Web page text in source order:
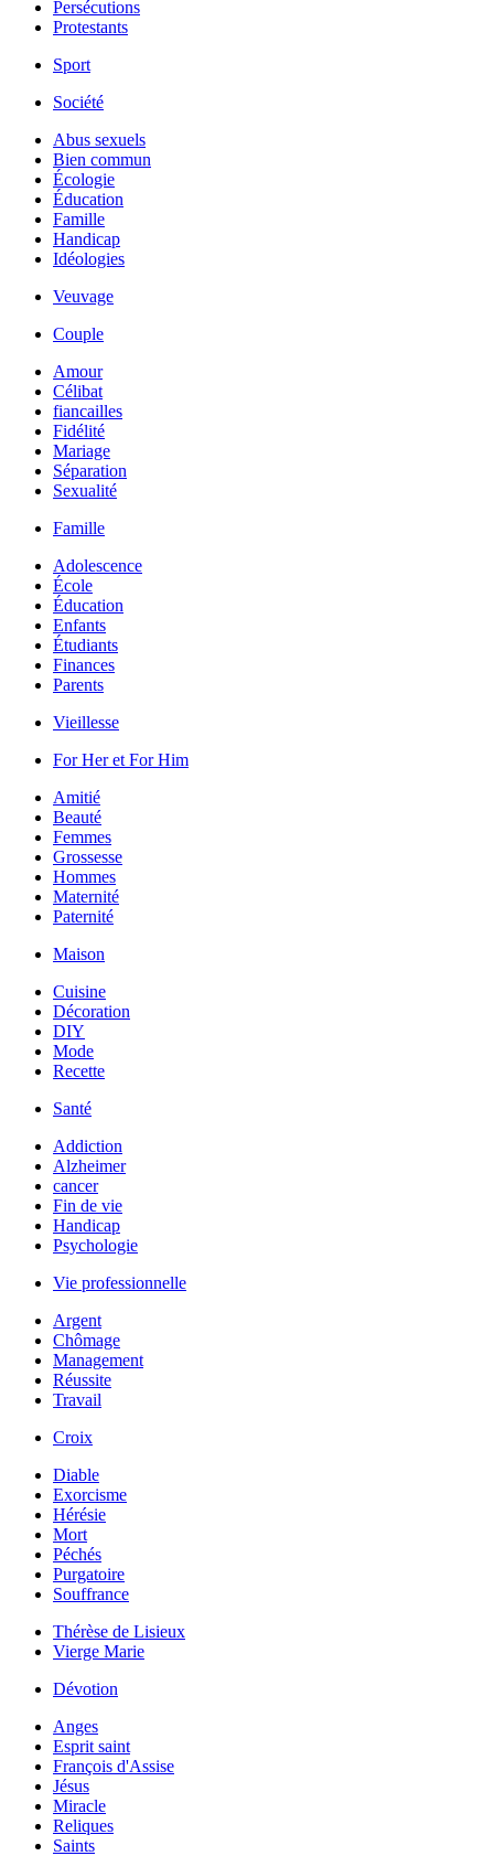
Persécutions
Protestants
Sport
Société
Abus sexuels
Bien commun
Écologie
Éducation
Famille
Handicap
Idéologies
Veuvage
Couple
Amour
Célibat
fiancailles
Fidélité
Mariage
Séparation
Sexualité
Famille
Adolescence
École
Éducation
Enfants
Étudiants
Finances
Parents
Vieillesse
For Her et For Him
Amitié
Beauté
Femmes
Grossesse
Hommes
Maternité
Paternité
Maison
Cuisine
Décoration
DIY
Mode
Recette
Santé
Addiction
Alzheimer
cancer
Fin de vie
Handicap
Psychologie
Vie professionnelle
Argent
Chômage
Management
Réussite
Travail
Croix
Diable
Exorcisme
Hérésie
Mort
Péchés
Purgatoire
Souffrance
Thérèse de Lisieux
Vierge Marie
Dévotion
Anges
Esprit saint
François d'Assise
Jésus
Miracle
Reliques
Saints